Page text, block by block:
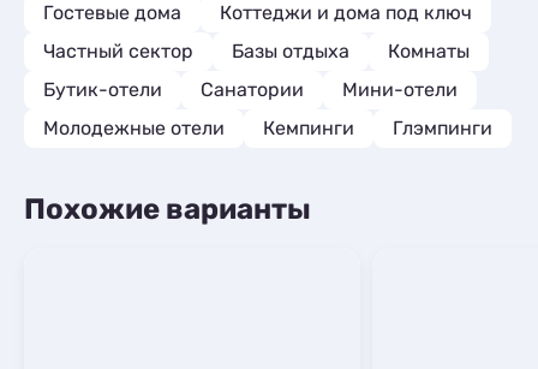
Гостевые дома
Коттеджи и дома под ключ
Частный сектор
Базы отдыха
Комнаты
Бутик-отели
Санатории
Мини-отели
Молодежные отели
Кемпинги Глэмпинги
Похожие варианты